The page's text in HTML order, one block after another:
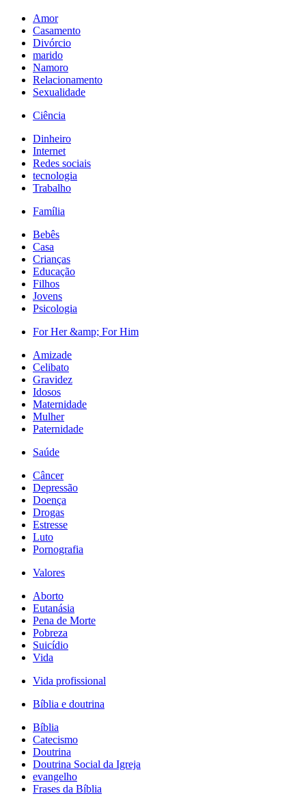
Amor
Casamento
Divórcio
marido
Namoro
Relacionamento
Sexualidade
Ciência
Dinheiro
Internet
Redes sociais
tecnologia
Trabalho
Família
Bebês
Casa
Crianças
Educação
Filhos
Jovens
Psicologia
For Her &amp; For Him
Amizade
Celibato
Gravidez
Idosos
Maternidade
Mulher
Paternidade
Saúde
Câncer
Depressão
Doença
Drogas
Estresse
Luto
Pornografia
Valores
Aborto
Eutanásia
Pena de Morte
Pobreza
Suicídio
Vida
Vida profissional
Bíblia e doutrina
Bíblia
Catecismo
Doutrina
Doutrina Social da Igreja
evangelho
Frases da Bíblia